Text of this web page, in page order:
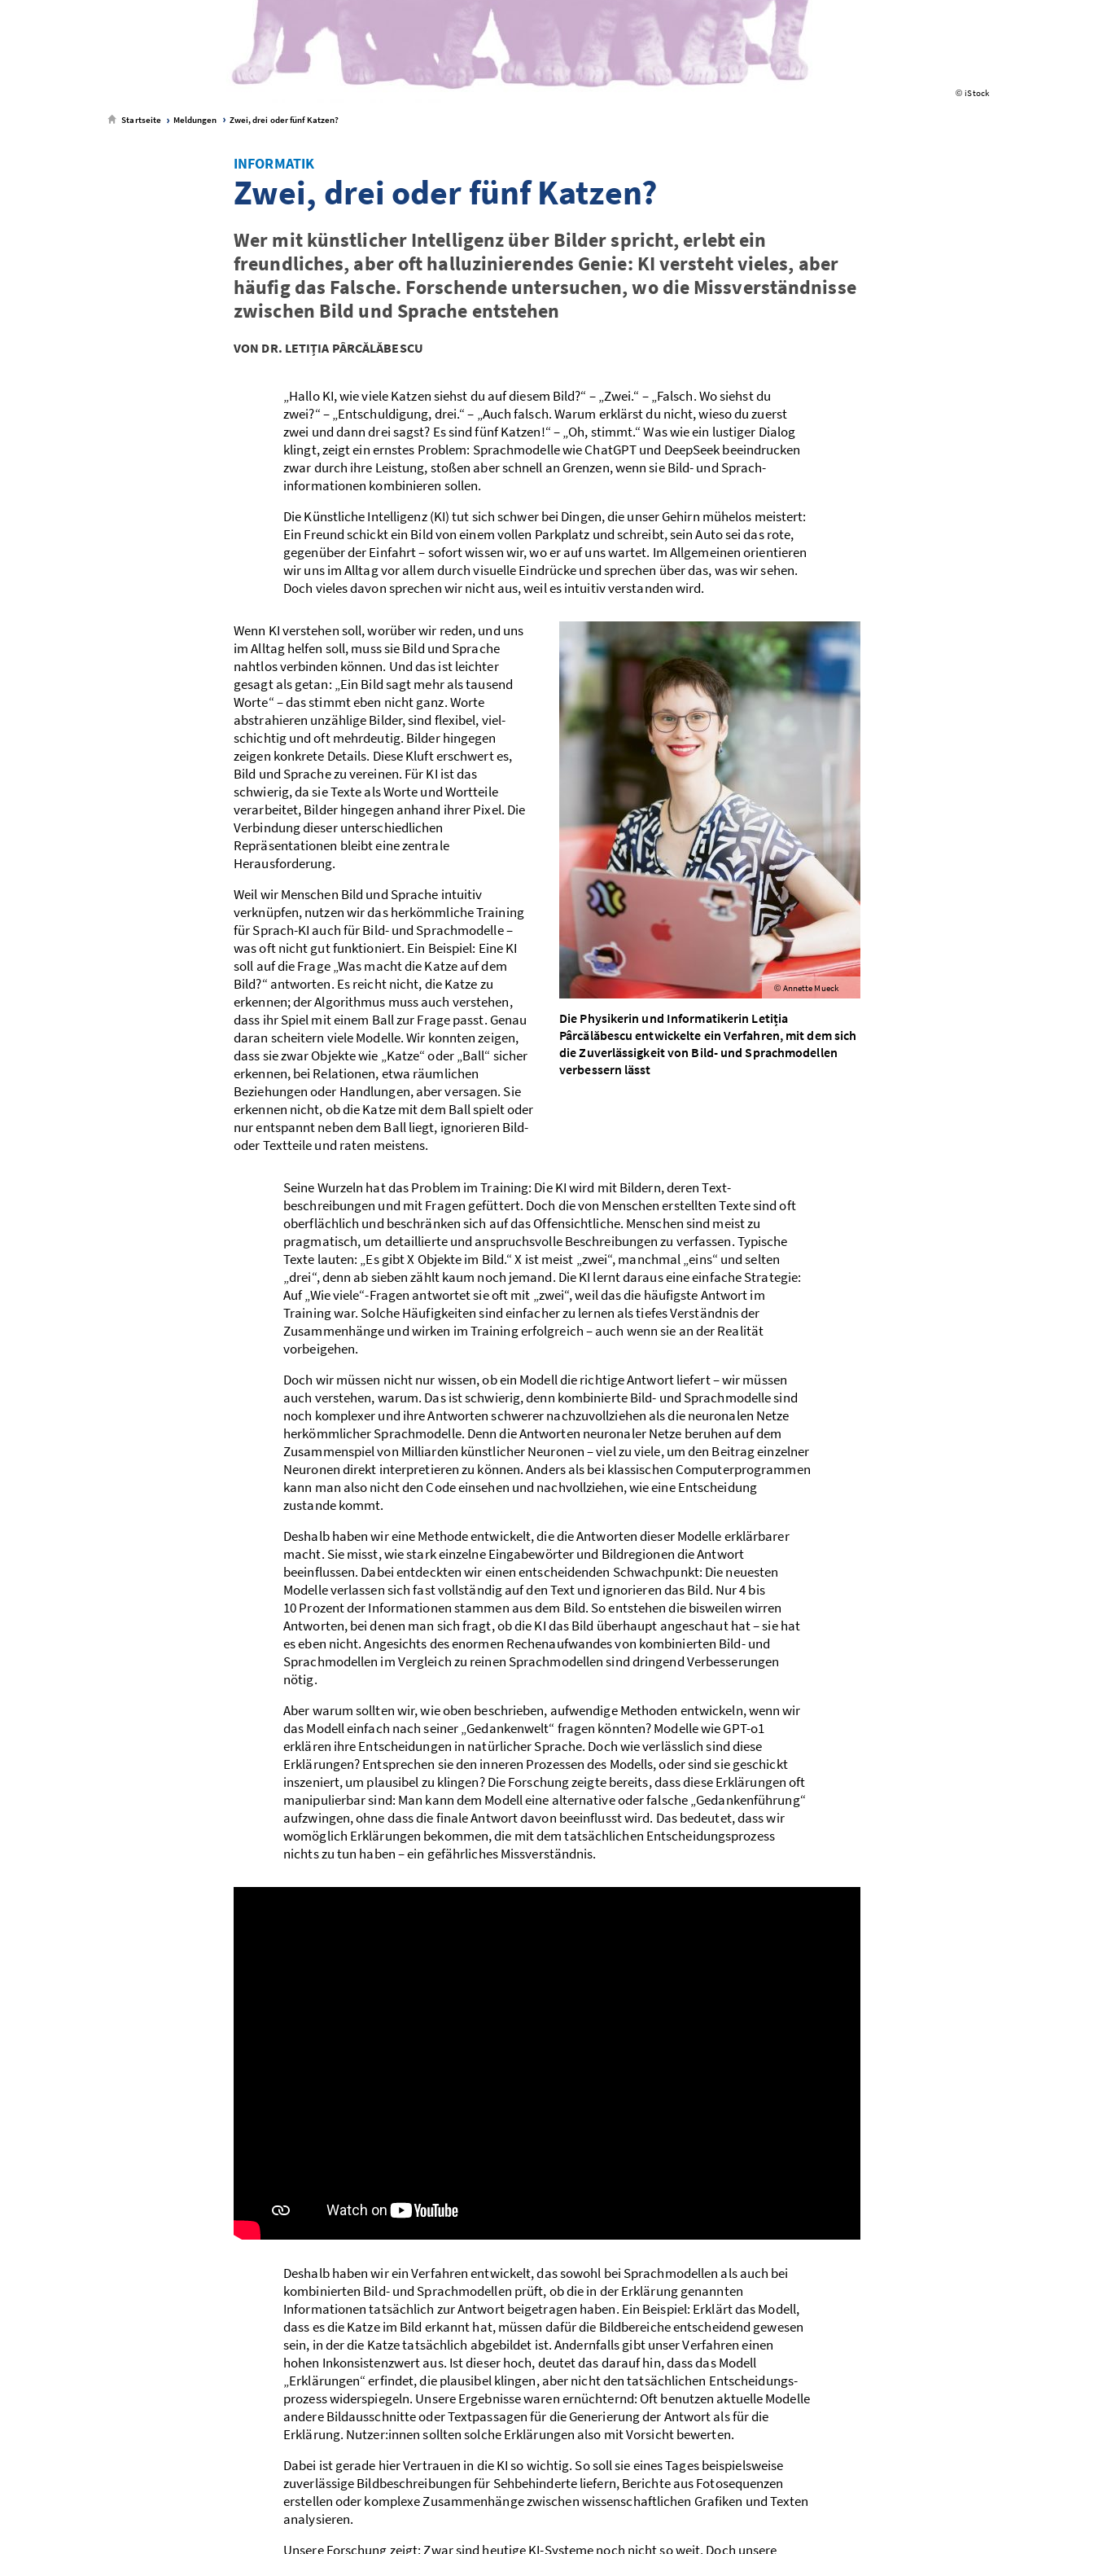
© iStock
Startseite Meldungen Zwei, drei oder fünf Katzen?
INFORMATIK
Zwei, drei oder fünf Katzen?
Wer mit künstlicher Intelligenz über Bilder spricht, erlebt ein
freundliches, aber oft halluzinierendes Genie: KI versteht vieles, aber
häufig das Falsche. Forschende untersuchen, wo die Missverständnisse
zwischen Bild und Sprache entstehen
VON DR. LETIȚIA PÂRCĂLĂBESCU
„Hallo KI, wie viele Katzen siehst du auf diesem Bild?“ – „Zwei.“ – „Falsch. Wo siehst du
zwei?“ – „Entschuldigung, drei.“ – „Auch falsch. Warum erklärst du nicht, wieso du zuerst
zwei und dann drei sagst? Es sind fünf Katzen!“ – „Oh, stimmt.“ Was wie ein lustiger Dialog
klingt, zeigt ein ernstes Problem: Sprach­modelle wie ChatGPT und DeepSeek beeindrucken
zwar durch ihre Leistung, stoßen aber schnell an Grenzen, wenn sie Bild- und Sprach­­
informationen kombinieren sollen.
Die Künstliche Intelligenz (KI) tut sich schwer bei Dingen, die unser Gehirn mühelos meistert:
Ein Freund schickt ein Bild von einem vollen Park­platz und schreibt, sein Auto sei das rote,
gegenüber der Einfahrt – sofort wissen wir, wo er auf uns wartet. Im Allgemeinen orientieren
wir uns im Alltag vor allem durch visuelle Eindrücke und sprechen über das, was wir sehen.
Doch vieles davon sprechen wir nicht aus, weil es intuitiv verstanden wird.
Wenn KI verstehen soll, worüber wir reden, und uns
im Alltag helfen soll, muss sie Bild und Sprache
nahtlos verbinden können. Und das ist leichter
gesagt als getan: „Ein Bild sagt mehr als tausend
Worte“ – das stimmt eben nicht ganz. Worte
abstrahieren unzählige Bilder, sind flexibel, viel­
schichtig und oft mehr­deutig. Bilder hingegen
zeigen konkrete Details. Diese Kluft erschwert es,
Bild und Sprache zu vereinen. Für KI ist das
schwierig, da sie Texte als Worte und Wortteile
verarbeitet, Bilder hingegen anhand ihrer Pixel. Die
Verbindung dieser unterschiedlichen
Repräsentationen bleibt eine zentrale
Herausforderung.
Weil wir Menschen Bild und Sprache intuitiv
verknüpfen, nutzen wir das herkömmliche Training
für Sprach-KI auch für Bild- und Sprach­modelle –
was oft nicht gut funktioniert. Ein Beispiel: Eine KI
soll auf die Frage „Was macht die Katze auf dem
Bild?“ antworten. Es reicht nicht, die Katze zu
erkennen; der Algorithmus muss auch verstehen,
dass ihr Spiel mit einem Ball zur Frage passt. Genau
daran scheitern viele Modelle. Wir konnten zeigen,
dass sie zwar Objekte wie „Katze“ oder „Ball“ sicher
erkennen, bei Relationen, etwa räumlichen
Beziehungen oder Handlungen, aber versagen. Sie
erkennen nicht, ob die Katze mit dem Ball spielt oder
nur entspannt neben dem Ball liegt, ignorieren Bild-
oder Textteile und raten meistens.
© Annette Mueck
Die Physikerin und Informatikerin Letiția
Pârcălăbescu entwickelte ein Verfahren, mit dem sich
die Zuverlässigkeit von Bild- und Sprach­modellen
verbessern lässt
Seine Wurzeln hat das Problem im Training: Die KI wird mit Bildern, deren Text­
beschreibungen und mit Fragen gefüttert. Doch die von Menschen erstellten Texte sind oft
ober­flächlich und beschränken sich auf das Offensichtliche. Menschen sind meist zu
pragmatisch, um detaillierte und anspruchs­volle Beschreibungen zu verfassen. Typische
Texte lauten: „Es gibt X Objekte im Bild.“ X ist meist „zwei“, manchmal „eins“ und selten
„drei“, denn ab sieben zählt kaum noch jemand. Die KI lernt daraus eine einfache Strategie:
Auf „Wie viele“-Fragen antwortet sie oft mit „zwei“, weil das die häufigste Antwort im
Training war. Solche Häufigkeiten sind einfacher zu lernen als tiefes Verständnis der
Zusammen­hänge und wirken im Training erfolg­reich – auch wenn sie an der Realität
vorbeigehen.
Doch wir müssen nicht nur wissen, ob ein Modell die richtige Antwort liefert – wir müssen
auch verstehen, warum. Das ist schwierig, denn kombinierte Bild- und Sprach­modelle sind
noch komplexer und ihre Antworten schwerer nach­zu­voll­ziehen als die neuronalen Netze
herkömmlicher Sprachmodelle. Denn die Antworten neuronaler Netze beruhen auf dem
Zusammen­spiel von Milliarden künstlicher Neuronen – viel zu viele, um den Beitrag einzelner
Neuronen direkt interpretieren zu können. Anders als bei klassischen Computer­programmen
kann man also nicht den Code einsehen und nach­voll­ziehen, wie eine Entscheidung
zustande kommt.
Deshalb haben wir eine Methode entwickelt, die die Antworten dieser Modelle erklärbarer
macht. Sie misst, wie stark einzelne Eingabe­wörter und Bild­regionen die Antwort
beeinflussen. Dabei entdeckten wir einen entscheidenden Schwach­punkt: Die neuesten
Modelle verlassen sich fast voll­ständig auf den Text und ignorieren das Bild. Nur 4 bis
10 Prozent der Informationen stammen aus dem Bild. So entstehen die bisweilen wirren
Antworten, bei denen man sich fragt, ob die KI das Bild überhaupt angeschaut hat – sie hat
es eben nicht. Angesichts des enormen Rechen­aufwandes von kombinierten Bild- und
Sprach­modellen im Vergleich zu reinen Sprach­­modellen sind dringend Verbesserungen
nötig.
Aber warum sollten wir, wie oben beschrieben, aufwendige Methoden entwickeln, wenn wir
das Modell einfach nach seiner „Gedanken­welt“ fragen könnten? Modelle wie GPT-o1
erklären ihre Entscheidungen in natürlicher Sprache. Doch wie verlässlich sind diese
Erklärungen? Entsprechen sie den inneren Prozessen des Modells, oder sind sie geschickt
inszeniert, um plausibel zu klingen? Die Forschung zeigte bereits, dass diese Erklärungen oft
manipulierbar sind: Man kann dem Modell eine alternative oder falsche „Gedanken­führung“
aufzwingen, ohne dass die finale Antwort davon beeinflusst wird. Das bedeutet, dass wir
womöglich Erklärungen bekommen, die mit dem tatsächlichen Entscheidungs­prozess
nichts zu tun haben – ein gefährliches Miss­verständnis.
Deshalb haben wir ein Verfahren entwickelt, das sowohl bei Sprach­modellen als auch bei
kombinierten Bild- und Sprach­modellen prüft, ob die in der Erklärung genannten
Informationen tatsächlich zur Antwort bei­getragen haben. Ein Beispiel: Erklärt das Modell,
dass es die Katze im Bild erkannt hat, müssen dafür die Bild­bereiche entscheidend gewesen
sein, in der die Katze tatsächlich abgebildet ist. Andernfalls gibt unser Verfahren einen
hohen Inkonsistenz­wert aus. Ist dieser hoch, deutet das darauf hin, dass das Modell
„Erklärungen“ erfindet, die plausibel klingen, aber nicht den tatsächlichen Entscheidungs­
prozess widerspiegeln. Unsere Ergebnisse waren ernüchternd: Oft benutzen aktuelle Modelle
andere Bild­aus­schnitte oder Text­passagen für die Generierung der Antwort als für die
Erklärung. Nutzer:innen sollten solche Erklärungen also mit Vorsicht bewerten.
Dabei ist gerade hier Vertrauen in die KI so wichtig. So soll sie eines Tages beispiels­weise
zuverlässige Bild­beschreibungen für Sehbehinderte liefern, Berichte aus Foto­sequenzen
erstellen oder komplexe Zusammen­hänge zwischen wissenschaftlichen Grafiken und Texten
analysieren.
Unsere Forschung zeigt: Zwar sind heutige KI-Systeme noch nicht so weit. Doch unsere